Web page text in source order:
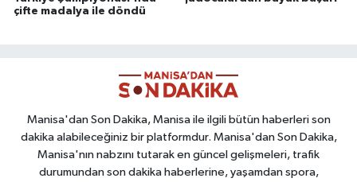
çifte madalya ile döndü
Manisa'dan Son Dakika, Manisa ile ilgili bütün haberleri son
dakika alabileceğiniz bir platformdur. Manisa'dan Son Dakika,
Manisa'nın nabzını tutarak en güncel gelişmeleri, trafik
durumundan son dakika haberlerine, yaşamdan spora,